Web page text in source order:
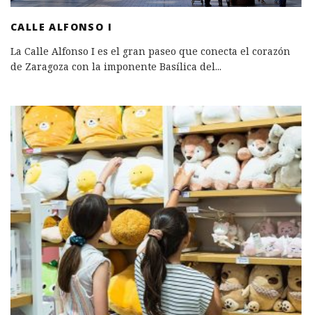
CALLE ALFONSO I
La Calle Alfonso I es el gran paseo que conecta el corazón
de Zaragoza con la imponente Basílica del...